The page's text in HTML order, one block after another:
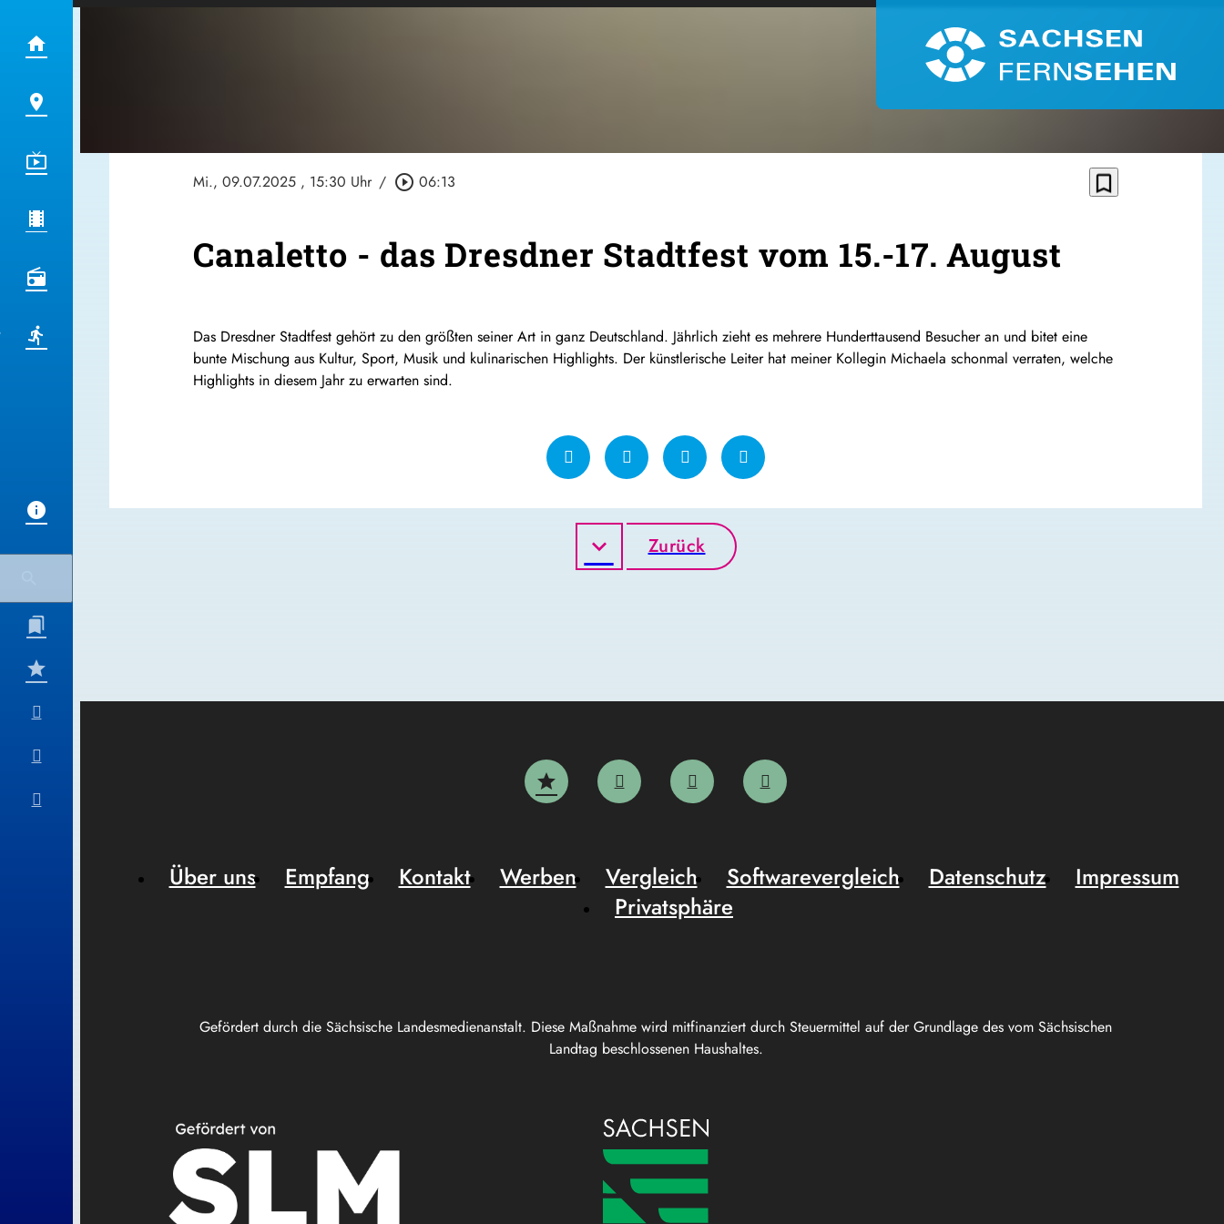
Mi., 09.07.2025 , 15:30 Uhr / play_circle_outline 06:13 bookmark_border
Canaletto - das Dresdner Stadtfest vom 15.-17. August
Das Dresdner Stadtfest gehört zu den größten seiner Art in ganz Deutschland. Jährlich zieht es mehrere Hunderttausend Besucher an und bitet eine
bunte Mischung aus Kultur, Sport, Musik und kulinarischen Highlights. Der künstlerische Leiter hat meiner Kollegin Michaela schonmal verraten, welche
Highlights in diesem Jahr zu erwarten sind.
Zurück
Gefördert durch die Sächsische Landesmedienanstalt. Diese Maßnahme wird mitfinanziert durch Steuermittel auf der Grundlage des vom Sächsischen
Landtag beschlossenen Haushaltes.
Über uns Empfang Kontakt Werben Vergleich Softwarevergleich Datenschutz
Impressum
Privatsphäre